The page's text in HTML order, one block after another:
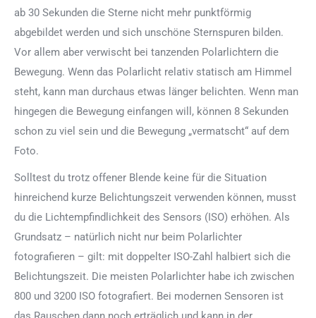
ab 30 Sekunden die Sterne nicht mehr punktförmig
abgebildet werden und sich unschöne Sternspuren bilden.
Vor allem aber verwischt bei tanzenden Polarlichtern die
Bewegung. Wenn das Polarlicht relativ statisch am Himmel
steht, kann man durchaus etwas länger belichten. Wenn man
hingegen die Bewegung einfangen will, können 8 Sekunden
schon zu viel sein und die Bewegung „vermatscht“ auf dem
Foto.
Solltest du trotz offener Blende keine für die Situation
hinreichend kurze Belichtungszeit verwenden können, musst
du die Lichtempfindlichkeit des Sensors (ISO) erhöhen. Als
Grundsatz – natürlich nicht nur beim Polarlichter
fotografieren – gilt: mit doppelter ISO-Zahl halbiert sich die
Belichtungszeit. Die meisten Polarlichter habe ich zwischen
800 und 3200 ISO fotografiert. Bei modernen Sensoren ist